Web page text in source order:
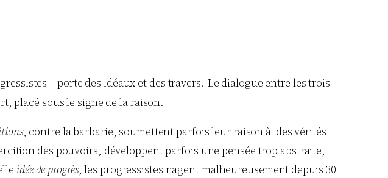
– porte des idéaux et des travers. Le dialogue entre les trois
placé sous le signe de la raison.
, contre la barbarie, soumettent parfois leur raison à des vérités
des pouvoirs, développent parfois une pensée trop abstraite,
idée de progrès, les progressistes nagent malheureusement depuis 30